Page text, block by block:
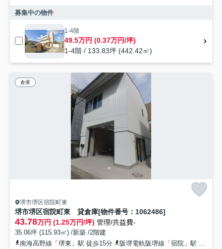
募集中の物件
1-4階
49.5万円 (0.37万円/坪)
1-4階 / 133.83坪 (442.42㎡)
倉庫
堺市堺区宿院町東
堺市堺区宿院町東 貸倉庫[物件番号：1062486]
43.78万円 (1.25万円/坪) 管理/共益費-
35.06坪 (115.93㎡) /新築 /2階建
南海高野線「堺東」駅 徒歩15分
阪堺電軌阪堺線「宿院」駅 徒歩7分